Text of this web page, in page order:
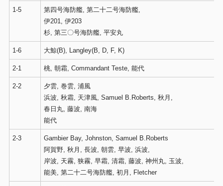
1-5
第四号海防艦, 第二十二号海防艦,
伊201, 伊203
杉, 第三〇号海防艦, 平安丸
1-6 大鯨(B), Langley(B, D, F, K)
2-1 桃, 朝霜, Commandant Teste, 能代
2-2
夕雲, 巻雲, 浦風
浜波, 秋霜, 天津風, Samuel B.Roberts, 秋月,
春日丸, 藤波, 南海
能代
2-3
Gambier Bay, Johnston, Samuel B.Roberts
阿賀野, 秋月, 長波, 朝雲, 早波, 浜波,
岸波, 天霧, 狭霧, 早霜, 清霜, 藤波, 神州丸, 玉波,
能美, 第二十二号海防艦, 初月, Fletcher